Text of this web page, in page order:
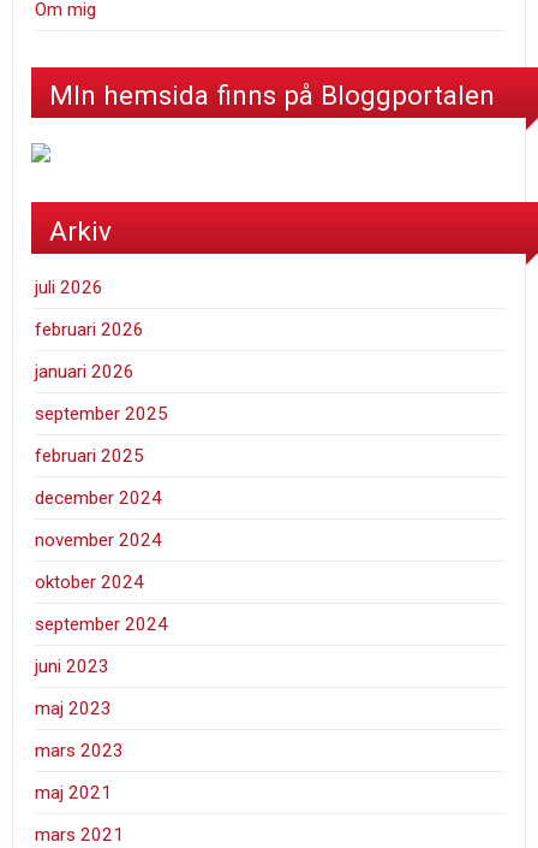
Om mig
MIn hemsida finns på Bloggportalen
Arkiv
juli 2026
februari 2026
januari 2026
september 2025
februari 2025
december 2024
november 2024
oktober 2024
september 2024
juni 2023
maj 2023
mars 2023
maj 2021
mars 2021